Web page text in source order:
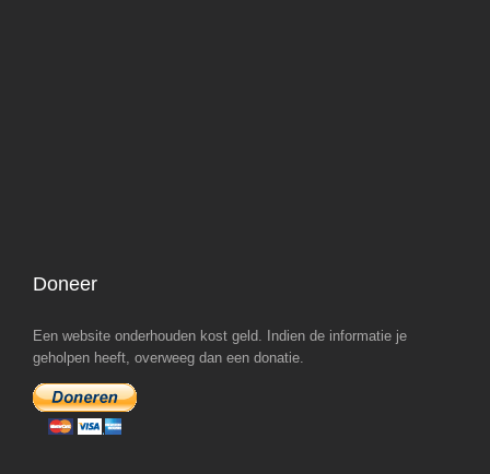
Doneer
Een website onderhouden kost geld. Indien de informatie je
geholpen heeft, overweeg dan een donatie.